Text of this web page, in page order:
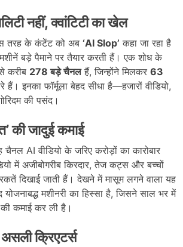
नहीं, क्वांटिटी का खेल
तरह के कंटेंट को अब ‘AI Slop’ कहा जा रहा है
बड़े पैमाने पर तैयार करती हैं। एक शोध के
करीब 278 बड़े चैनलहैं, जिन्होंने मिलकर 63
हैं। इनका फॉर्मूला बेहद सीधा है—हजारों वीडियो,
की पसंद।
की जादुई कमाई
AI वीडियो के जरिए करोड़ों का कारोबार
में अजीबोगरीब किरदार, तेज कट्स और बच्चों
दिखाई जाती हैं। देखने में मासूम लगने वाला यह
मशीनरी का हिस्सा है, जिसने साल भर में
कमाई कर ली है।
असली क्रिएटर्स